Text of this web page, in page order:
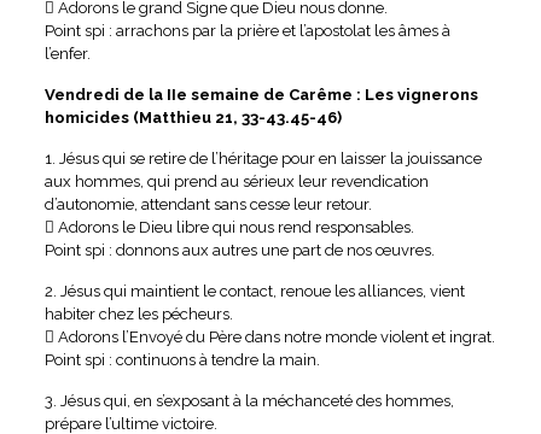
 Adorons le grand Signe que Dieu nous donne.
Point spi : arrachons par la prière et l’apostolat les âmes à
l’enfer.
Vendredi de la IIe semaine de Carême : Les vignerons
homicides (Matthieu 21, 33-43.45-46)
1. Jésus qui se retire de l’héritage pour en laisser la jouissance
aux hommes, qui prend au sérieux leur revendication
d’autonomie, attendant sans cesse leur retour.
 Adorons le Dieu libre qui nous rend responsables.
Point spi : donnons aux autres une part de nos œuvres.
2. Jésus qui maintient le contact, renoue les alliances, vient
habiter chez les pécheurs.
 Adorons l’Envoyé du Père dans notre monde violent et ingrat.
Point spi : continuons à tendre la main.
3. Jésus qui, en s’exposant à la méchanceté des hommes,
prépare l’ultime victoire.